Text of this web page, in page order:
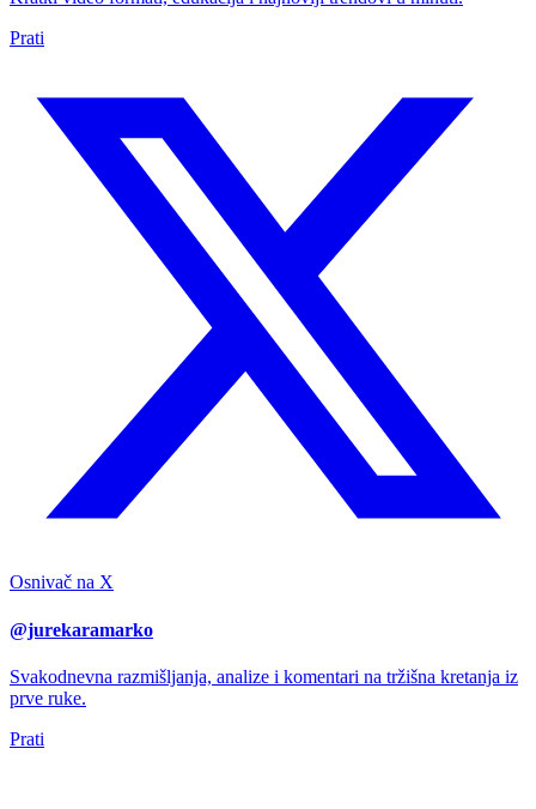
Prati
Osnivač na X
@jurekaramarko
Svakodnevna razmišljanja, analize i komentari na tržišna kretanja iz
prve ruke.
Prati